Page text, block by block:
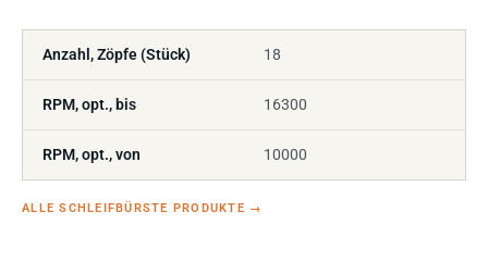
Anzahl, Zöpfe (Stück) 18
RPM, opt., bis 16300
RPM, opt., von 10000
ALLE SCHLEIFBÜRSTE PRODUKTE →